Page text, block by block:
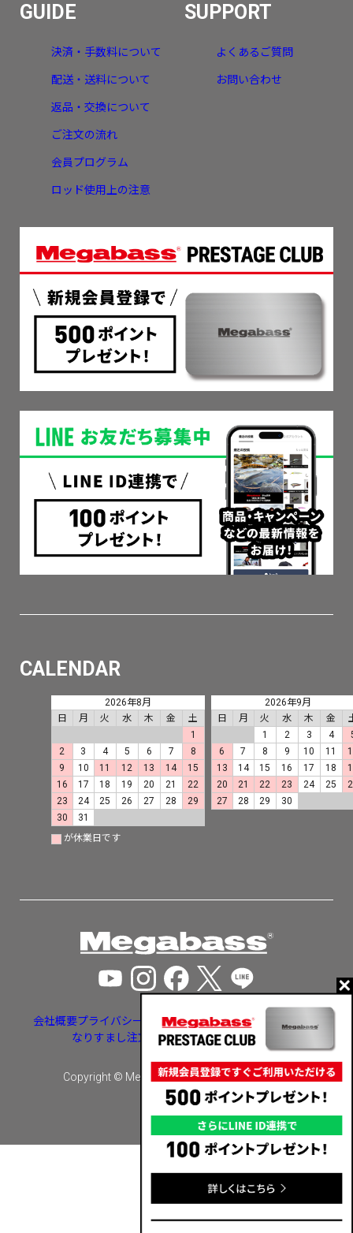
GUIDE
決済・手数料について
配送・送料について
返品・交換について
ご注文の流れ
会員プログラム
ロッド使用上の注意
SUPPORT
よくあるご質問
お問い合わせ
CALENDAR
2026年8月
日
月 火 水 木 金
土
1
2
3 4 5 6 7
8
9
10 11 12 13 14
15
16
17 18 19 20 21
22
23
24 25 26 27 28
29
30
31
2026年9月
日
月 火 水 木 金
1
2 3 4
6
7 8 9 10 11
13
14 15 16 17 18
20
21 22 23 24 25
27
28 29 30
が休業日です
会社概要プライバシーポリシー特定商取引法に基づく表示
なりすまし注文・いたずら注文等への対応
Copyright © Megabass inc. All rights reserved.